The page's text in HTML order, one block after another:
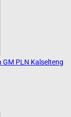
GM PLN Kalselteng